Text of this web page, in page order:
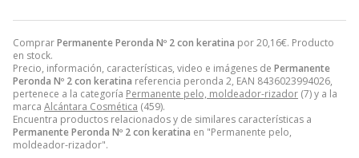
ComprarPermanente Peronda Nº 2 con keratina por20,16€. Producto
en stock.
Precio, información, características, video e imágenes de Permanente
Peronda Nº 2 con keratina referencia peronda 2, EAN 8436023994026,
pertenece a la categoría Permanente pelo, moldeador-rizador (7) y a la
marca Alcántara Cosmética (459).
Encuentra productos relacionados y de similares características a
Permanente Peronda Nº 2 con keratina en "Permanente pelo,
moldeador-rizador".